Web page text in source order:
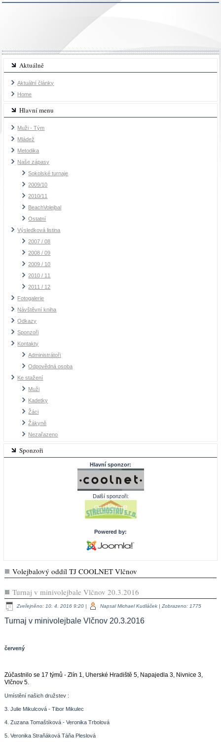
Aktuálně
Aktuální články
Home
Hlavní menu
Muži - Tým
Mládež
Metodika
Naše zápasy
Sokolské turnaje
2009/10
2010/11
BeachVolejbal
Ostatní
Výsledková listina
2007 / 08
2008 / 09
2009 / 10
2010 / 11
2011 / 12
Fotogalerie
Návštěvní kniha
Odkazy
Sponzoři
Kontakty
Administrátoři
Odpovědná osoba
Ke stažení
Muži
Kadetky
Žáci
Žákyně
Nezařazeno
Sponzoři
Hlavní sponzor:
Další sponzoři:
Powered by:
Volejbalový oddíl TJ COOLNET Vlčnov
Turnaj v minivolejbale Vlčnov 20.3.2016
Zveřejněno: 10. 4. 2016 9:20 | Napsal Michael Kudláček | Zobrazeno: 1775
Turnaj v minivolejbale Vlčnov 20.3.2016
červený
Zúčastnilo se 17 týmů - Zlín 1, Uherské Hradiště 5, Napajedla 3, Nivnice 3,
Vlčnov 5.
Umístění našich družstev :
3. Julie Mikulcová - Tibor Mikulec
4. Zuzana Tomaštíková - Veronika Trbolová
5. Veronika Straňáková Táňa Pleslová